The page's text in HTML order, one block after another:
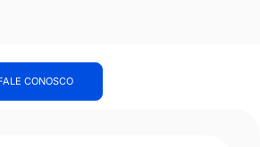
CONOSCO